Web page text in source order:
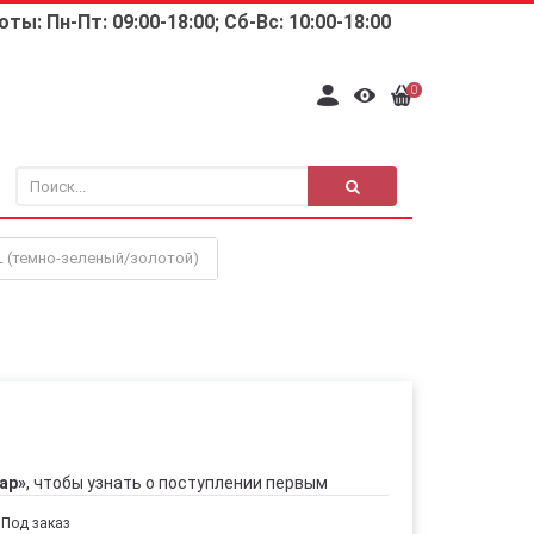
Пн-Пт: 09:00-18:00; Сб-Вс: 10:00-18:00
0
(темно-зеленый/золотой)
, чтобы узнать о поступлении первым
Под заказ